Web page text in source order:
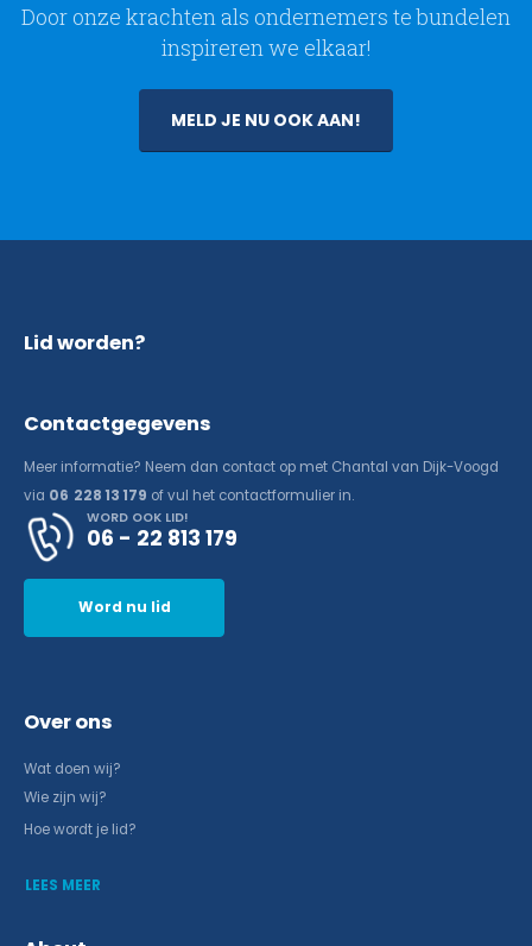
Door onze krachten als ondernemers te bundelen
inspireren we elkaar!
MELD JE NU OOK AAN!
Lid worden?
Contactgegevens
Meer informatie? Neem dan contact op met Chantal van Dijk-Voogd
via 06 228 13 179 of vul het contactformulier in.
WORD OOK LID!
06 - 22 813 179
Word nu lid
Over ons
Wat doen wij?
Wie zijn wij?
Hoe wordt je lid?
LEES MEER